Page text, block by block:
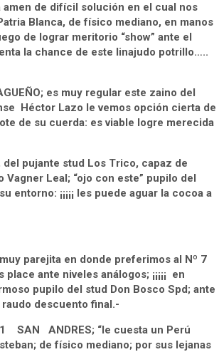
amen de difícil solución en el cual nos
Blanca, de físico mediano, en manos
de lograr meritorio “show” ante el
la chance de este linajudo potrillo…..
es muy regular este zaino del
Héctor Lazo le vemos opción cierta de
de su cuerda: es viable logre merecida
pujante stud Los Trico, capaz de
Leal; “ojo con este” pupilo del
¡¡¡¡¡ les puede aguar la cocoa a
parejita en donde preferimos al Nº 7
ante niveles análogos; ¡¡¡¡¡ en
pupilo del stud Don Bosco Spd; ante
descuento final.-
SAN ANDRES; “le cuesta un Perú
de físico mediano; por sus lejanas